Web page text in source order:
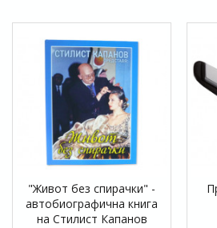
"Живот без спирачки" -
автобиографична книга
на Стилист Капанов